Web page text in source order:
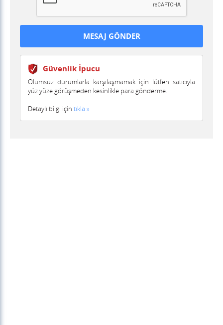
Güvenlik İpucu
Olumsuz durumlarla karşılaşmamak için lütfen satıcıyla
yüz yüze görüşmeden kesinlikle para gönderme.
Detaylı bilgi için tıkla »